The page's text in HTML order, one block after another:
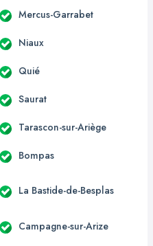
Mercus-Garrabet
Niaux
Quié
Saurat
Tarascon-sur-Ariège
Bompas
La Bastide-de-Besplas
Campagne-sur-Arize